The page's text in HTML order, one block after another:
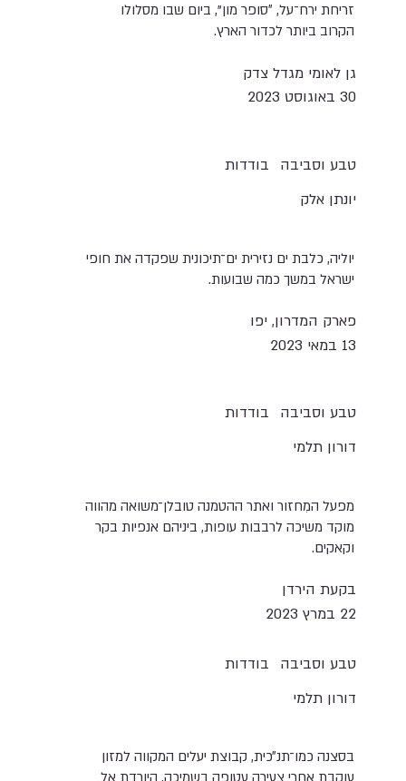
זריחת ירח־על, ״סופר מון", ביום שבו מסלולו
הקרוב ביותר לכדור הארץ.
גן לאומי מגדל צדק
30 באוגוסט 2023
בודדות
טבע וסביבה
יונתן אלק
יוליה, כלבת ים נזירית ים־תיכונית שפקדה את חופי
ישראל במשך כמה שבועות.
פארק המדרון, יפו
13 במאי 2023
בודדות
טבע וסביבה
דורון תלמי
מפעל המִחזור ואתר ההטמנה טובלן־משואה מהווה
מוקד משיכה לרבבות עופות, ביניהם אנפיות בקר
וקאקים.
בקעת הירדן
22 במרץ 2023
בודדות
טבע וסביבה
דורון תלמי
בסצנה כמו־תנ״כית, קבוצת יעלים המקווה למזון